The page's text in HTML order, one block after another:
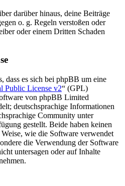
darüber hinaus, deine Beiträge
o. g. Regeln verstoßen oder
oder einem Dritten Schaden
dass es sich bei phpBB um eine
Public License v2“ (GPL)
von phpBB Limited
deutschsprachige Informationen
Community unter
gestellt. Beide haben keinen
wie die Software verwendet
die Verwendung der Software
untersagen oder auf Inhalte